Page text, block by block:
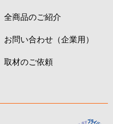
全商品のご紹介
お問い合わせ（企業用）
取材のご依頼